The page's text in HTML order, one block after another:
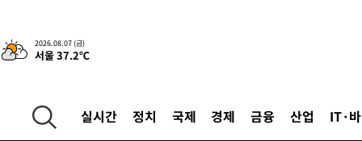
2026.08.07 (금)
서울 37.2℃
실시간 정치 국제 경제 금융 산업 IT·
-25625초 전 >[속보]코스닥, 2.86포인트(0.36%) 내린 798.81마감
-25578초 전 > [속보]코스피, 6200선 약보합…0.60% 내린 6258.77에 마쳐
-25447초 전 >
[속보] 노원서 40.1도 관측…서울, 2018년 이후 첫 40도
-22537초 전 >